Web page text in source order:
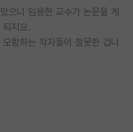
으니 임용한 교수가 논문을 게
되지요.
함하는 작자들이 잘못한 겁니